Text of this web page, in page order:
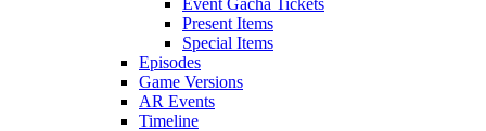
Event Gacha Tickets
Present Items
Special Items
Episodes
Game Versions
AR Events
Timeline